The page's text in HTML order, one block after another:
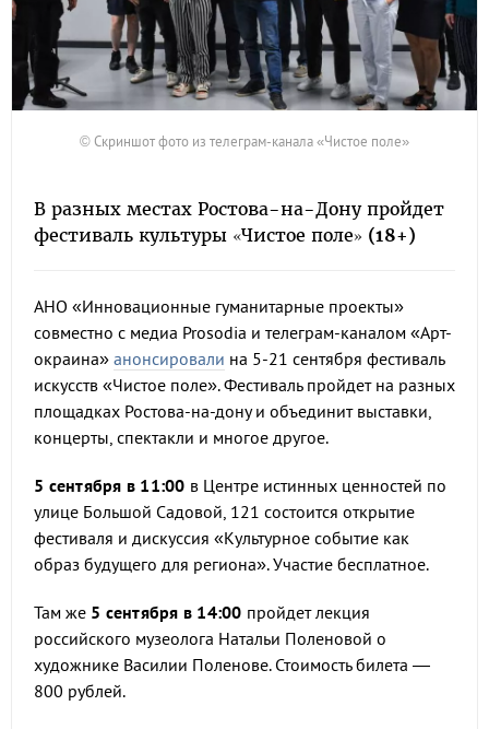
© Скриншот фото из телеграм-канала «Чистое поле»
В разных местах Ростова-на-Дону пройдет
фестиваль культуры «Чистое поле» (18+)
АНО «Инновационные гуманитарные проекты»
совместно с медиа Prosodia и телеграм-каналом «Арт-
окраина» анонсировали на 5-21 сентября фестиваль
искусств «Чистое поле». Фестиваль пройдет на разных
площадках Ростова-на-дону и объединит выставки,
концерты, спектакли и многое другое.
5 сентября в 11:00 в Центре истинных ценностей по
улице Большой Садовой, 121 состоится открытие
фестиваля и дискуссия «Культурное событие как
образ будущего для региона». Участие бесплатное.
Там же 5 сентября в 14:00 пройдет лекция
российского музеолога Натальи Поленовой о
художнике Василии Поленове. Стоимость билета —
800 рублей.